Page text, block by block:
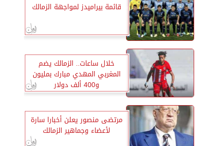
قائمة بيراميدز لمواجهة الزمالك
خلال ساعات.. الزمالك يضم
المغربي المهدي مبارك بمليون
و400 ألف دولار
مرتضى منصور يعلن أخبارا سارة
لأعضاء وجماهير الزمالك